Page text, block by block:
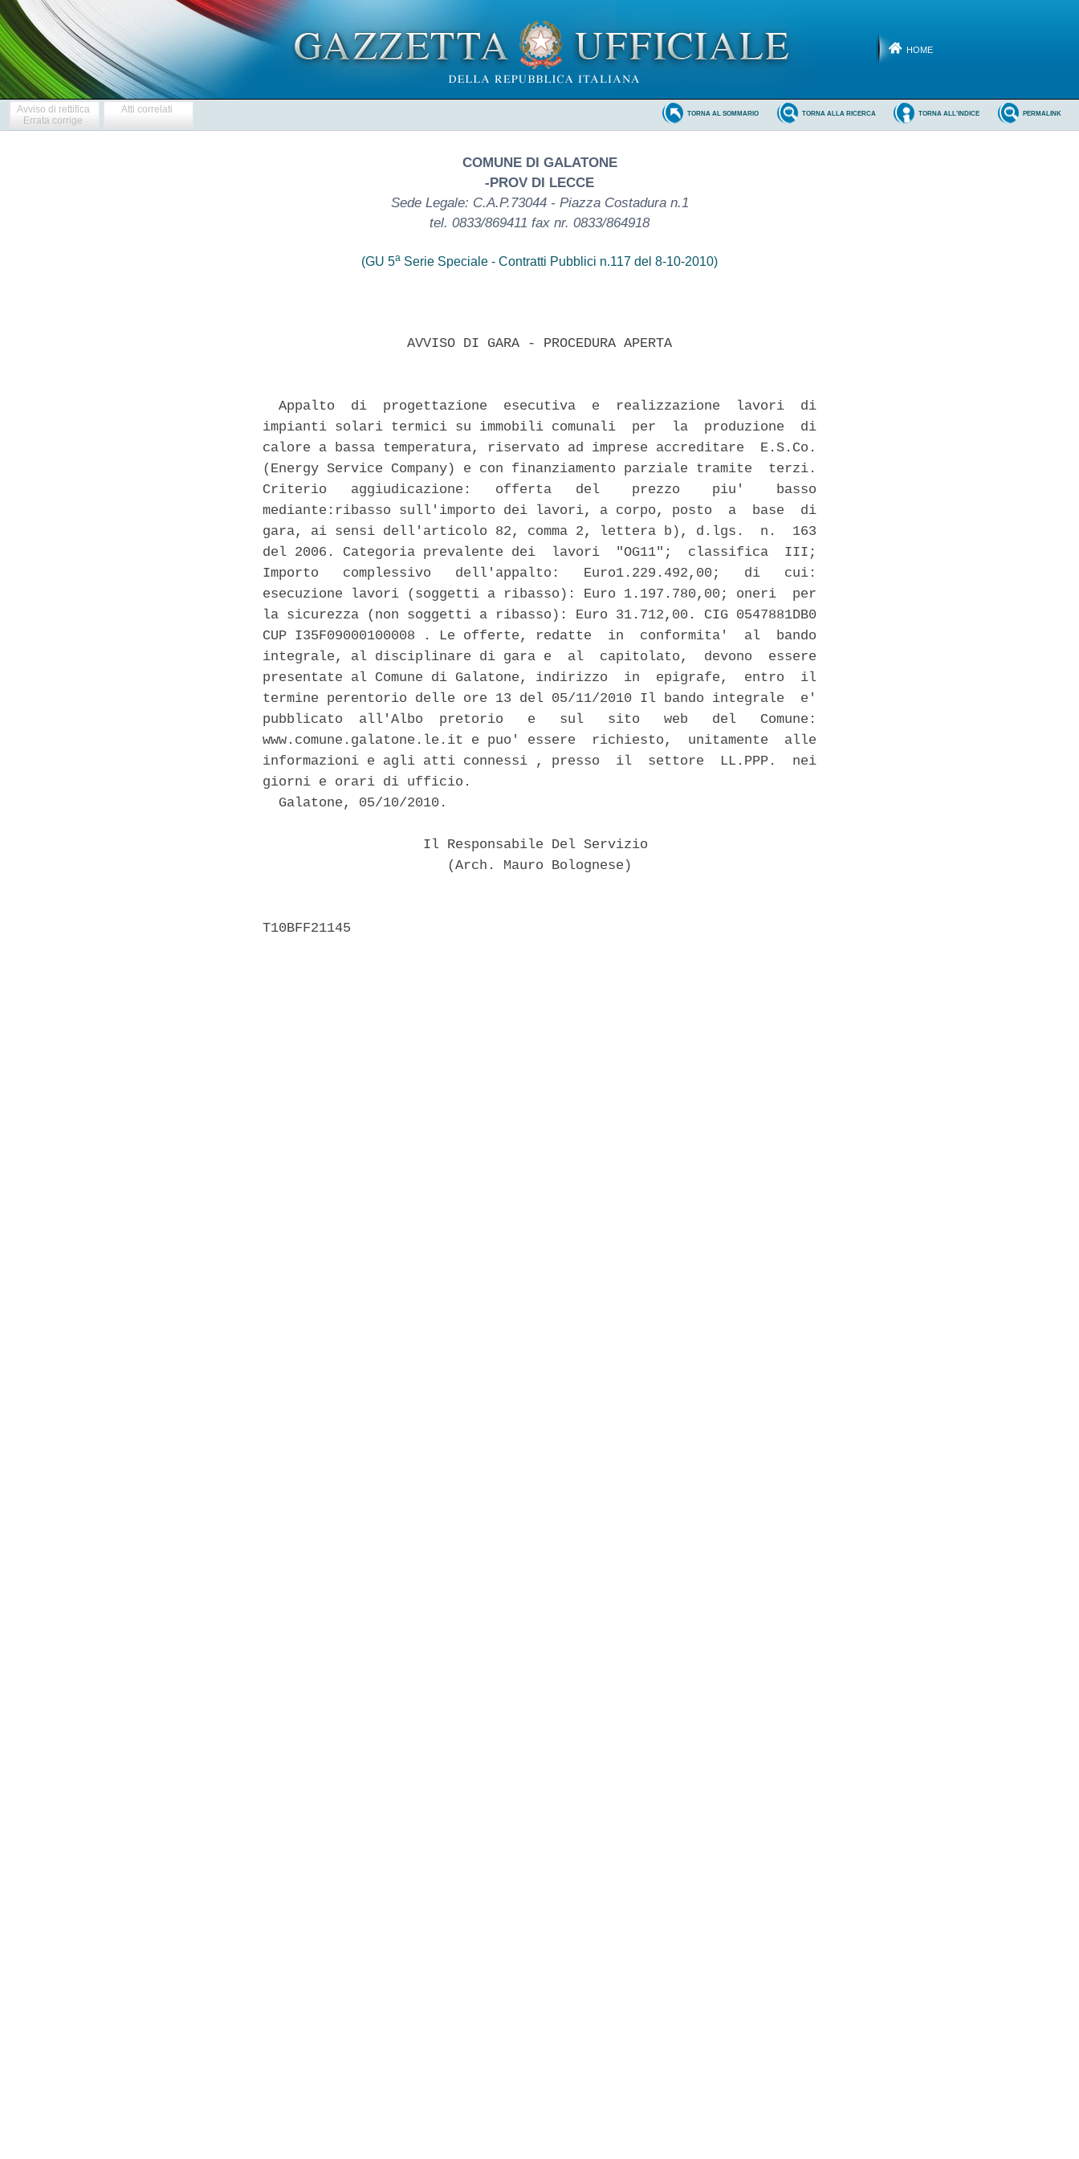
HOME
Avviso di rettifica
Errata corrige
Atti correlati PERMALINK
TORNA ALL'INDICE
TORNA ALLA RICERCA
TORNA AL SOMMARIO
COMUNE DI GALATONE
-PROV DI LECCE
Sede Legale: C.A.P.73044 - Piazza Costadura n.1
tel. 0833/869411 fax nr. 0833/864918
(GU 5a Serie Speciale - Contratti Pubblici n.117 del 8-10-2010)
                  AVVISO DI GARA - PROCEDURA APERTA
  Appalto  di  progettazione  esecutiva  e  realizzazione  lavori  di
impianti solari termici su immobili comunali  per  la  produzione  di
calore a bassa temperatura, riservato ad imprese accreditare  E.S.Co.
(Energy Service Company) e con finanziamento parziale tramite  terzi.
Criterio   aggiudicazione:   offerta   del    prezzo    piu'    basso
mediante:ribasso sull'importo dei lavori, a corpo, posto  a  base  di
gara, ai sensi dell'articolo 82, comma 2, lettera b), d.lgs.  n.  163
del 2006. Categoria prevalente dei  lavori  "OG11";  classifica  III;
Importo   complessivo   dell'appalto:   Euro1.229.492,00;   di   cui:
esecuzione lavori (soggetti a ribasso): Euro 1.197.780,00; oneri  per
la sicurezza (non soggetti a ribasso): Euro 31.712,00. CIG 0547881DB0
CUP I35F09000100008 . Le offerte, redatte  in  conformita'  al  bando
integrale, al disciplinare di gara e  al  capitolato,  devono  essere
presentate al Comune di Galatone, indirizzo  in  epigrafe,  entro  il
termine perentorio delle ore 13 del 05/11/2010 Il bando integrale  e'
pubblicato  all'Albo  pretorio   e   sul   sito   web   del   Comune:
www.comune.galatone.le.it e puo' essere  richiesto,  unitamente  alle
informazioni e agli atti connessi , presso  il  settore  LL.PPP.  nei
giorni e orari di ufficio.
  Galatone, 05/10/2010.
                    Il Responsabile Del Servizio
                       (Arch. Mauro Bolognese)